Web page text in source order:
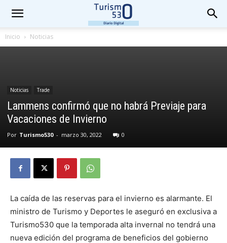
Inicio Noticias
Noticias Trade
Lammens confirmó que no habrá Previaje para
Vacaciones de Invierno
Por Turismo530 - marzo 30, 2022 0
La caída de las reservas para el invierno es alarmante. El
ministro de Turismo y Deportes le aseguró en exclusiva a
Turismo530 que la temporada alta invernal no tendrá una
nueva edición del programa de beneficios del gobierno